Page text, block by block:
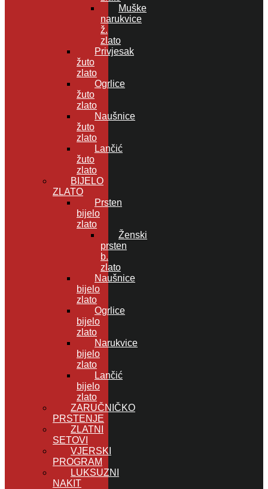
Muške
narukvice
ž.
zlato
Privjesak
žuto
zlato
Ogrlice
žuto
zlato
Naušnice
žuto
zlato
Lančić
žuto
zlato
BIJELO
ZLATO
Prsten
bijelo
zlato
Ženski
prsten
b.
zlato
Naušnice
bijelo
zlato
Ogrlice
bijelo
zlato
Narukvice
bijelo
zlato
Lančić
bijelo
zlato
ZARUČNIČKO
PRSTENJE
ZLATNI
SETOVI
VJERSKI
PROGRAM
LUKSUZNI
NAKIT